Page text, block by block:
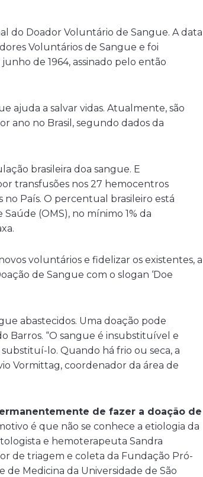
do Doador Voluntário de Sangue. A data
Voluntários de Sangue e foi
de 1964, assinado pelo então
ajuda a salvar vidas. Atualmente, são
ano no Brasil, segundo dados da
brasileira doa sangue. E
transfusões nos 27 hemocentros
País. O percentual brasileiro está
(OMS), no mínimo 1% da
voluntários e fidelizar os existentes, a
de Sangue com o slogan ‘Doe
abastecidos. Uma doação pode
Barros. “O sangue é insubstituível e
lo. Quando há frio ou seca, a
Vormittag, coordenador da área de
de fazer a doação de
é que não se conhece a etiologia da
e hemoterapeuta Sandra
de triagem e coleta da Fundação Pró-
de Medicina da Universidade de São